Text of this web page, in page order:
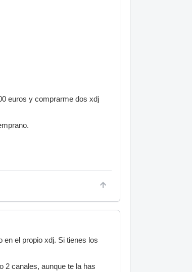
euros y comprarme dos xdj
en el propio xdj. Si tienes los
2 canales, aunque te la has